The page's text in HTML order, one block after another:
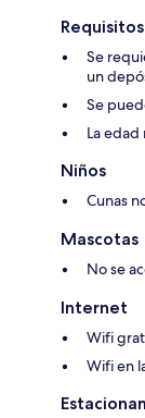
Se
un
Se
La edad
Niños
Cunas
Mascotas
No se
Internet
Wifi
Wifi en